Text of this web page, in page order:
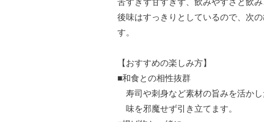
苦すぎず甘すぎず、飲みやすさと飲み
後味はすっきりとしているので、次
す。
【おすすめの楽しみ方】
■和食との相性抜群
寿司や刺身など素材の旨みを活かし
味を邪魔せず引き立てます。